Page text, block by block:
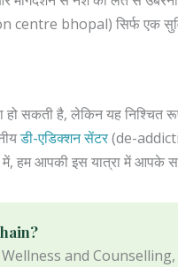
centre bhopal) सिर्फ एक
हो सकती है, लेकिन यह
डी-एडिक्शन सेंटर(de-
हम आपकी इस यात्रा में आपके
and